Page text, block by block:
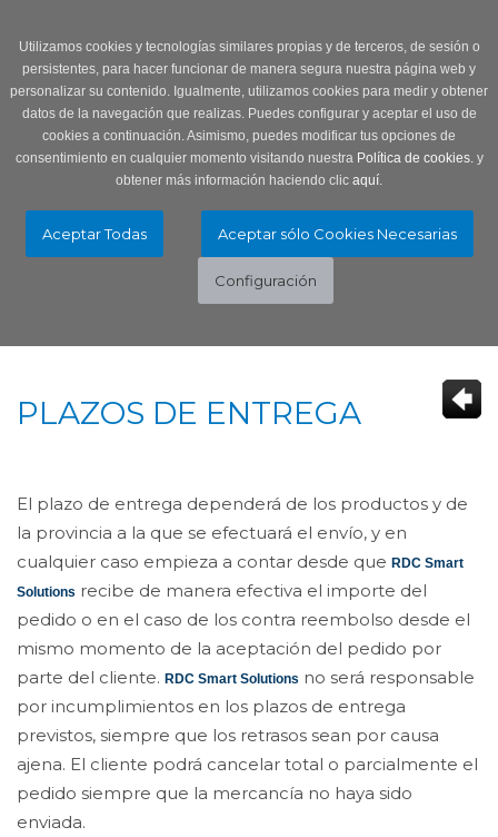
Utilizamos cookies y tecnologías similares propias y de terceros, de sesión o
persistentes, para hacer funcionar de manera segura nuestra página web y
personalizar su contenido. Igualmente, utilizamos cookies para medir y obtener
datos de la navegación que realizas. Puedes configurar y aceptar el uso de
cookies a continuación. Asimismo, puedes modificar tus opciones de
consentimiento en cualquier momento visitando nuestra Política de cookies.y
obtener más información haciendo clic aquí.
PLAZOS DE ENTREGA
El plazo de entrega dependerá de los productos y de
la provincia a la que se efectuará el envío, y en
cualquier caso empieza a contar desde que RDC Smart
Solutions recibe de manera efectiva el importe del
pedido o en el caso de los contra reembolso desde el
mismo momento de la aceptación del pedido por
parte del cliente. RDC Smart Solutions no será responsable
por incumplimientos en los plazos de entrega
previstos, siempre que los retrasos sean por causa
ajena. El cliente podrá cancelar total o parcialmente el
pedido siempre que la mercancía no haya sido
enviada.